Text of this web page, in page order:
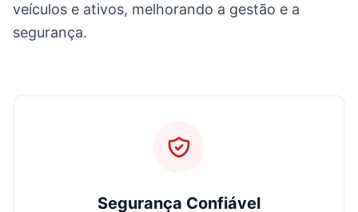
veículos e ativos, melhorando a gestão e a
segurança.
Segurança Confiável